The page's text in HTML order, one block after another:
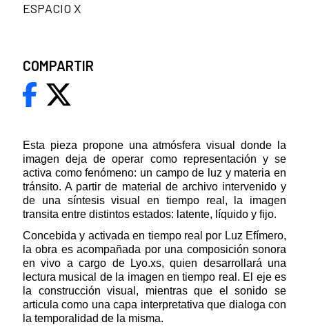
Esta pieza propone una atmósfera visual donde la
imagen deja de operar como representación y se
activa como fenómeno: un campo de luz y materia en
tránsito. A partir de material de archivo intervenido y
de una síntesis visual en tiempo real, la imagen
transita entre distintos estados: latente, líquido y fijo.
Concebida y activada en tiempo real por Luz Efímero,
la obra es acompañada por una composición sonora
en vivo a cargo de Lyo.xs, quien desarrollará una
lectura musical de la imagen en tiempo real. El eje es
la construcción visual, mientras que el sonido se
articula como una capa interpretativa que dialoga con
la temporalidad de la misma.
ESPACIO X
COMPARTIR